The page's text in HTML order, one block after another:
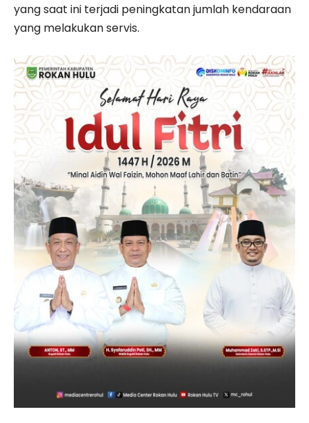
yang saat ini terjadi peningkatan jumlah kendaraan
yang melakukan servis.